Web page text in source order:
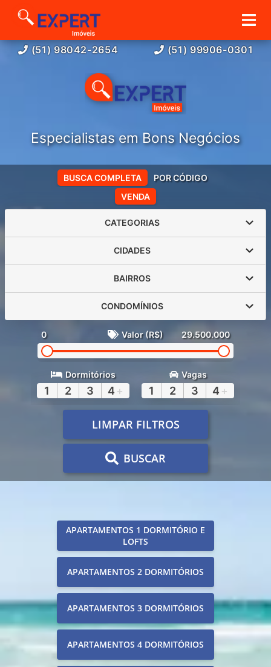
(51) 98042-2654 (51) 99906-0301
Especialistas em Bons Negócios
VENDA
BUSCA COMPLETA POR CÓDIGO
CATEGORIAS
CIDADES
BAIRROS
CONDOMÍNIOS
0 Valor (R$) 29.500.000
Dormitórios
1 2 3 4 +
Vagas
1 2 3 4 +
LIMPAR FILTROS
BUSCAR
APARTAMENTOS 1 DORMITÓRIO E
LOFTS
APARTAMENTOS 2 DORMITÓRIOS
APARTAMENTOS 3 DORMITÓRIOS
APARTAMENTOS 4 DORMITÓRIOS